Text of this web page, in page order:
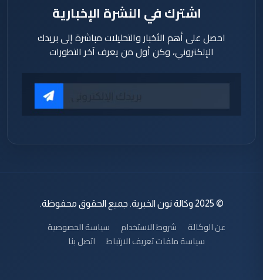
اشترك في النشرة الإخبارية
احصل على أهم الأخبار والتحليلات مباشرة إلى بريدك
الإلكتروني، وكن أول من يعرف آخر التطورات
© 2025 وكالة نون الخبرية. جميع الحقوق محفوظة.
عن الوكالة شروط الاستخدام
سياسة الخصوصية
سياسة ملفات تعريف الارتباط
اتصل بنا